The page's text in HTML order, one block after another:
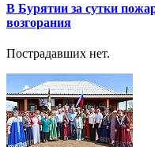
В Бурятии за сутки
возгорания
Пострадавших нет.